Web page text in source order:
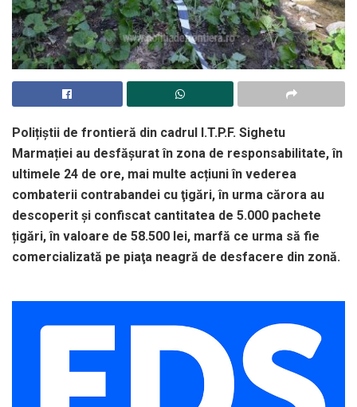
Polițiștii de frontieră din cadrul I.T.P.F. Sighetu
Marmației au desfăşurat în zona de responsabilitate, în
ultimele 24 de ore, mai multe acțiuni în vederea
combaterii contrabandei cu ţigări, în urma cărora au
descoperit şi confiscat cantitatea de 5.000 pachete
țigări, în valoare de 58.500 lei, marfă ce urma să fie
comercializată pe piaţa neagră de desfacere din zonă.